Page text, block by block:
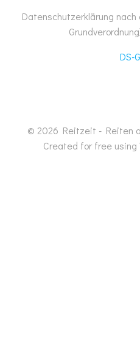
Datenschutzerklärung
DS-
© 2026 Reitzeit - Reiten
Created for free using